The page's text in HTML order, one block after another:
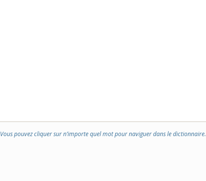
Vous pouvez cliquer sur n’importe quel mot pour naviguer dans le dictionnaire.